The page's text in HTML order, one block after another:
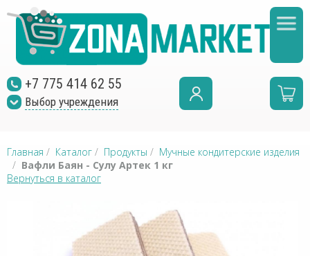
+7 775 414 62 55
Выбор учреждения
Главная / Каталог / Продукты / Мучные кондитерские изделия
/ Вафли Баян - Сулу Артек 1 кг
Вернуться в каталог